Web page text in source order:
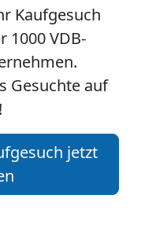
Kaufgesuch
1000 VDB-
Gesuchte auf
jetzt